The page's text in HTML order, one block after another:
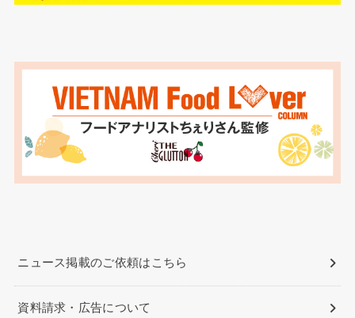
ニュース掲載のご依頼はこちら
資料請求・広告について